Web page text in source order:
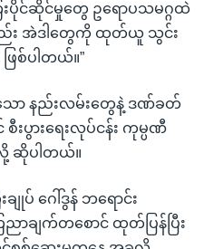
င်ဆိုင်မှုတွေ ဥရောပသမဂ္ဂထဲ
အဲဒါတွေကို ထုတ်ယူ သွင်း
စ်ပါတယ်။”
ာ နည်းလမ်းတွေနဲ့ ဒဏ်ခတ်
းပွားရေးလုပ်ငန်း ကုမ္ပဏီ
ဆိုပါတယ်။
ပ် ဂေါ်ဒွန် ဘရောင်း
ညာချက်တစောင် ထုတ်ပြန်ပြီး